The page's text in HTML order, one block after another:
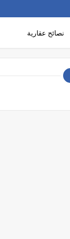
نصائح عقارية